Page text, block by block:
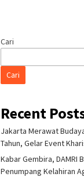
Cari
Cari
Recent
Jakarta Merawat
Tahun, Gelar Event
Kabar Gembira, DAMRI
Penumpang Kelahiran